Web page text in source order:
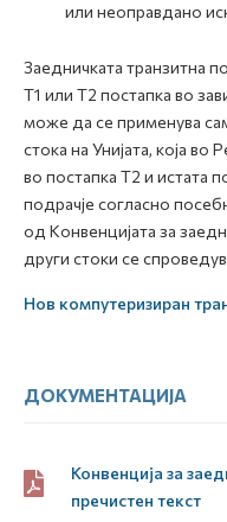
или неоправдано
Заедничката транзитна
Т1 или Т2 постапка во
може да се применува
стока на Унијата, која
во постапка Т2 и истата
подрачје согласно
од Конвенцијата за
други стоки се
Нов компутеризиран
ДОКУМЕНТАЦИЈА
Конвенција за
пречистен текст